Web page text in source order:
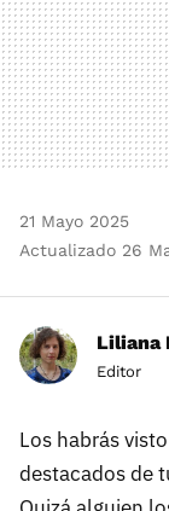
21 Mayo 2025
Actualizado 26
Liliana
Editor
Los habrás
destacados de